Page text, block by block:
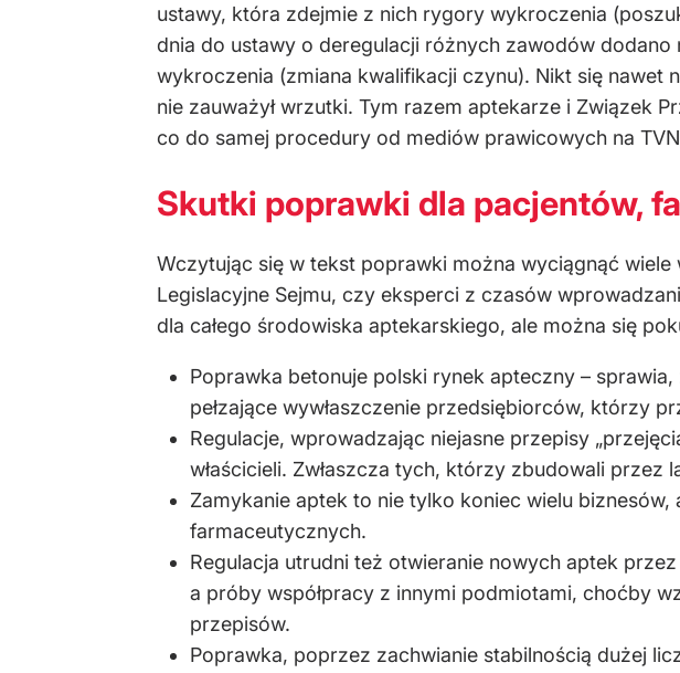
ustawy, która zdejmie z nich rygory wykroczenia
dnia do ustawy o deregulacji różnych zawodów
wykroczenia (zmiana kwalifikacji czynu). Nikt się nawet
nie zauważył wrzutki. Tym razem aptekarze i Związek
co do samej procedury od mediów prawicowych na
Skutki poprawki dla pacjentów,
Wczytując się w tekst poprawki można wyciągnąć
Legislacyjne Sejmu, czy eksperci z czasów
dla całego środowiska aptekarskiego, ale można się
Poprawka betonuje polski rynek apteczny –
pełzające wywłaszczenie przedsiębiorców, którzy
Regulacje, wprowadzając niejasne przepisy
właścicieli. Zwłaszcza tych, którzy zbudowali przez
Zamykanie aptek to nie tylko koniec wielu
farmaceutycznych.
Regulacja utrudni też otwieranie nowych aptek
a próby współpracy z innymi podmiotami, choćby
przepisów.
Poprawka, poprzez zachwianie stabilnością dużej